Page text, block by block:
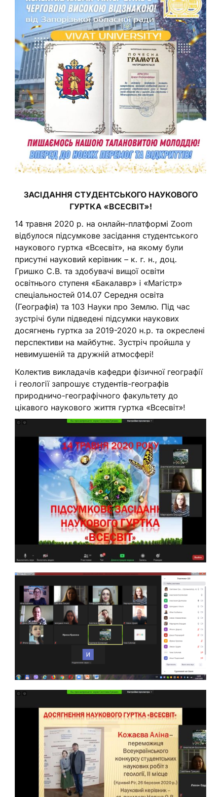
ЗАСІДАННЯ СТУДЕНТСЬКОГО НАУКОВОГО
ГУРТКА «ВСЕСВІТ»!
14 травня 2020 р. на онлайн-платформі Zoom
відбулося підсумкове засідання студентського
наукового гуртка «Всесвіт», на якому були
присутні науковий керівник – к. г. н., доц.
Гришко С.В. та здобувачі вищої освіти
освітнього ступеня «Бакалавр» і «Магістр»
спеціальностей 014.07 Середня освіта
(Географія) та 103 Науки про Землю. Під час
зустрічі були підведені підсумки наукових
досягнень гуртка за 2019-2020 н.р. та окреслені
перспективи на майбутнє. Зустріч пройшла у
невимушеній та дружній атмосфері!
Колектив викладачів кафедри фізичної географії
і геології запрошує студентів-географів
природничо-географічного факультету до
цікавого наукового життя гуртка «Всесвіт»!